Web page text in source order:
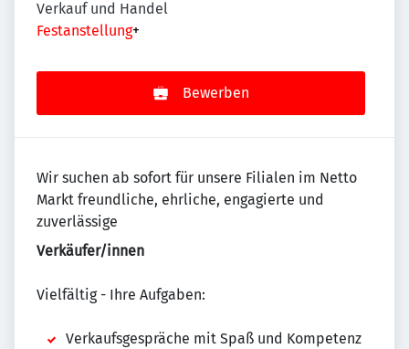
Verkauf und Handel
Festanstellung+
Bewerben
Wir suchen ab sofort für unsere Filialen im Netto
Markt freundliche, ehrliche, engagierte und
zuverlässige
Verkäufer/innen
Vielfältig - Ihre Aufgaben:
Verkaufsgespräche mit Spaß und Kompetenz